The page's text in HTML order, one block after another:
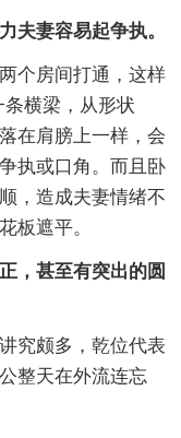
夫妻容易起争执。
个房间打通，这样
横梁，从形状
在肩膀上一样，会
执或口角。而且卧
，造成夫妻情绪不
板遮平。
，甚至有突出的圆
究颇多，乾位代表
整天在外流连忘